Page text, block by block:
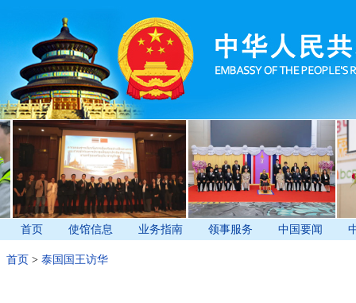
首页 使馆信息 业务指南 领事服务 中国要闻
首页 > 泰国国王访华